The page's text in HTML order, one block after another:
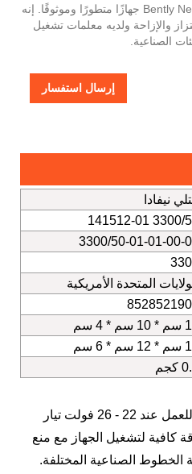
يعد Bently Nevada 3300/50 141512-01 جهازًا متطورًا وموثوقًا. إنه
والإزاحة ولديه معلمات تشغيل
الصناعية.
إرسال استفسار
نيفادا
3300/50
3300/50-01-01-00-
المتحدة الأمريكية
* 4 سم
* 6 سم
: مصمم للعمل عند 22 - 26 فولت تيار
كافية لتشغيل الجهاز مع منع
الصناعية المختلفة.